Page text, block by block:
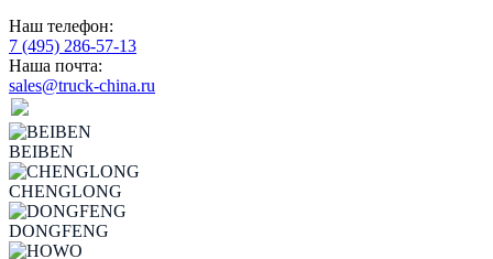
Наш телефон:
7 (495) 286-57-13
Наша почта:
sales@truck-china.ru
BEIBEN
CHENGLONG
DONGFENG